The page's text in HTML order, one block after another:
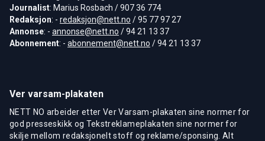
Journalist: Marius Rosbach / 907 36 774
Redaksjon: - redaksjon@nett.no / 95 77 97 27
Annonse: - annonse@nett.no / 94 21 13 37
Abonnement: - abonnement@nett.no / 94 21 13 37
Ver varsam-plakaten
NETT NO arbeider etter Ver Varsam-plakaten sine normer for
god presseskikk og Tekstreklameplakaten sine normer for
skilje mellom redaksjonelt stoff og reklame/sponsing. Alt